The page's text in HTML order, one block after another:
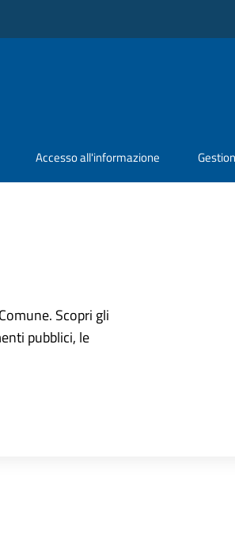
Accesso all'informazione
Scopri gli
pubblici, le